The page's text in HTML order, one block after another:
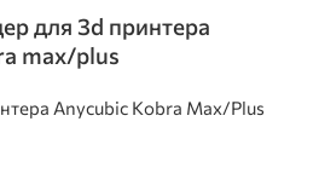
для 3d принтера
max/plus
Anycubic Kobra Max/Plus